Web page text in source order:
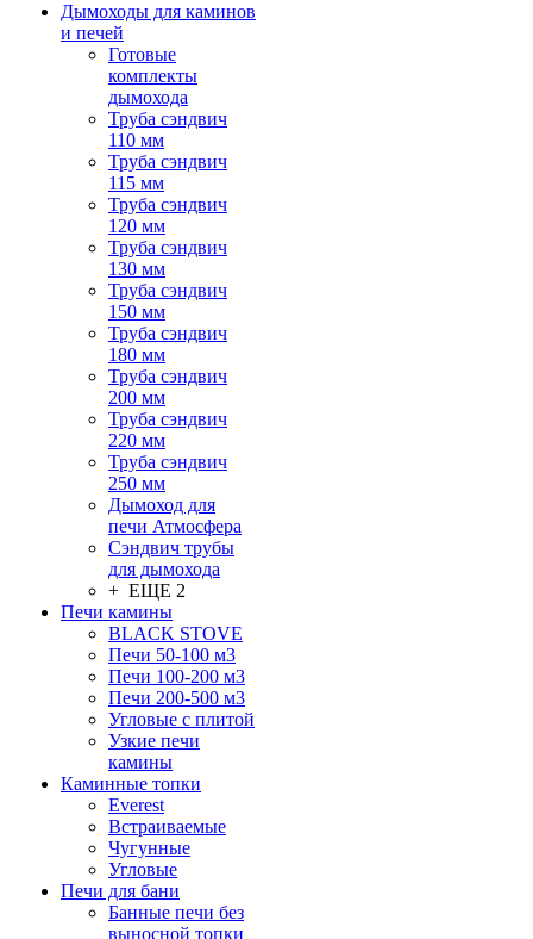
Дымоходы для каминов
и печей
Готовые
комплекты
дымохода
Труба сэндвич
110 мм
Труба сэндвич
115 мм
Труба сэндвич
120 мм
Труба сэндвич
130 мм
Труба сэндвич
150 мм
Труба сэндвич
180 мм
Труба сэндвич
200 мм
Труба сэндвич
220 мм
Труба сэндвич
250 мм
Дымоход для
печи Атмосфера
Сэндвич трубы
для дымохода
+ ЕЩЕ 2
Печи камины
BLACK STOVE
Печи 50-100 м3
Печи 100-200 м3
Печи 200-500 м3
Угловые с плитой
Узкие печи
камины
Каминные топки
Everest
Встраиваемые
Чугунные
Угловые
Печи для бани
Банные печи без
выносной топки